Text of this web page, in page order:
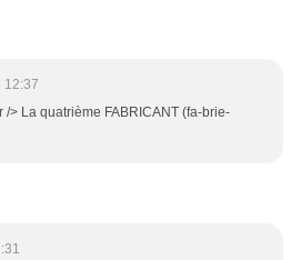
12:37
/> La quatrième FABRICANT (fa-brie-